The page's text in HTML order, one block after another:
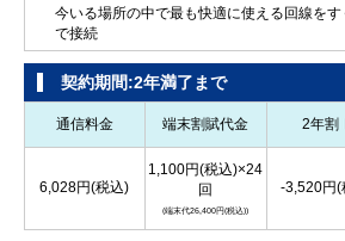
今いる場所の中で最も快適に使える回線を
で接続
契約期間:2年満了まで
通信料金 端末割賦代金 2年割
6,028円(税込)
1,100円(税込)×24
回
(端末代26,400円(税込))
-3,520円(